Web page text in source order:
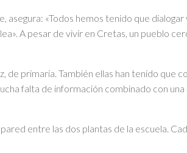
asegura: «Todos hemos tenido que
A pesar de vivir en Cretas, un pueblo
de primaria. También ellas han tenido
falta de información combinado con
entre las dos plantas de la escuela.